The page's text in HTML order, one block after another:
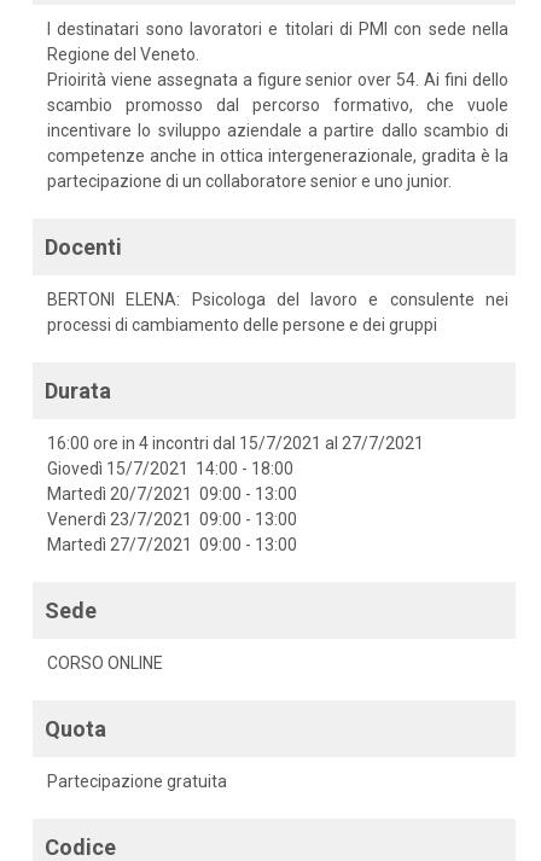
I destinatari sono lavoratori e titolari di PMI con sede nella
Regione del Veneto.
Prioirità viene assegnata a figure senior over 54. Ai fini dello
scambio promosso dal percorso formativo, che vuole
incentivare lo sviluppo aziendale a partire dallo scambio di
competenze anche in ottica intergenerazionale, gradita è la
partecipazione di un collaboratore senior e uno junior.
Docenti
BERTONI ELENA: Psicologa del lavoro e consulente nei
processi di cambiamento delle persone e dei gruppi
Durata
16:00 ore in 4 incontri dal 15/7/2021 al 27/7/2021
Giovedì 15/7/2021 14:00 - 18:00
Martedì 20/7/2021 09:00 - 13:00
Venerdì 23/7/2021 09:00 - 13:00
Martedì 27/7/2021 09:00 - 13:00
Sede
CORSO ONLINE
Quota
Partecipazione gratuita
Codice